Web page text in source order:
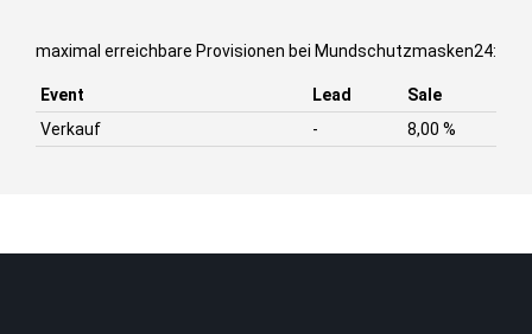
maximal erreichbare Provisionen bei Mundschutzmasken24:
Event Lead
Sale
Verkauf
- 8,00 %